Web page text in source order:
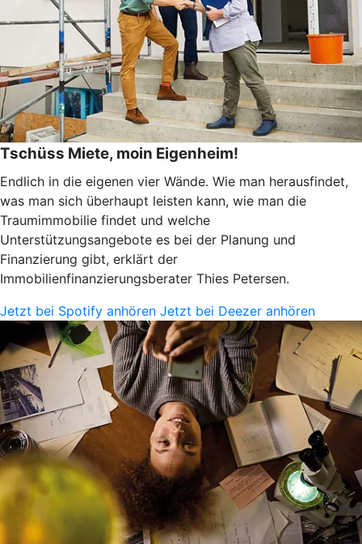
Tschüss Miete, moin Eigenheim!
Endlich in die eigenen vier Wände. Wie man herausfindet,
was man sich überhaupt leisten kann, wie man die
Traumimmobilie findet und welche
Unterstützungsangebote es bei der Planung und
Finanzierung gibt, erklärt der
Immobilienfinanzierungsberater Thies Petersen.
Jetzt bei Spotify anhören Jetzt bei Deezer anhören